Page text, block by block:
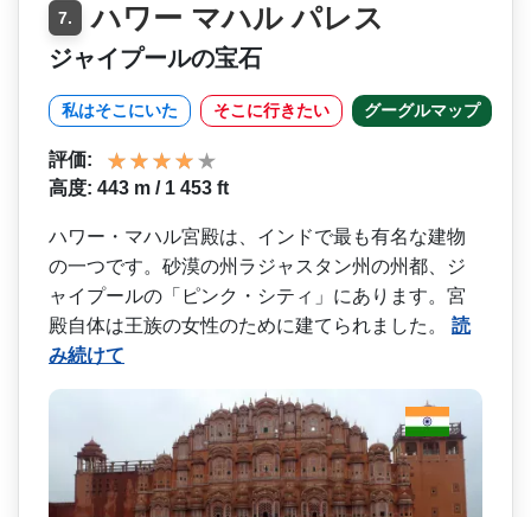
7. ハワー マハル パレス
ジャイプールの宝石
私はそこにいた そこに行きたい グーグルマップ
評価:
高度: 443 m / 1 453 ft
ハワー・マハル宮殿は、イン­ドで最も有名な建物
の一つです。砂漠の州ラジャスタ­ン州の州都、ジ
ャイプールの「ピンク・シティ」にあ­ります。宮
殿自体は王族の女性のために建てられまし­た。 読
み続けて